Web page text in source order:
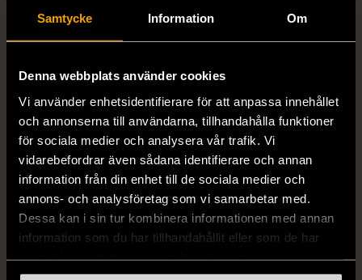
Samtycke Information Om
Denna webbplats använder cookies
Vi använder enhetsidentifierare för att anpassa innehållet
och annonserna till användarna, tillhandahålla funktioner
för sociala medier och analysera vår trafik. Vi
vidarebefordrar även sådana identifierare och annan
information från din enhet till de sociala medier och
annons- och analysföretag som vi samarbetar med.
Dessa kan i sin tur kombinera informationen med annan
information som du har tillhandahållit eller som de har
1/5
DRESSMANN
Dressmann -
Kostymbyxor med
pressveck
Gott skick
159 kr
1/5
BONDELID
Bondelid - Randig skjorta
- Blå vit
XL (52)
Mycket gott skick
199 kr